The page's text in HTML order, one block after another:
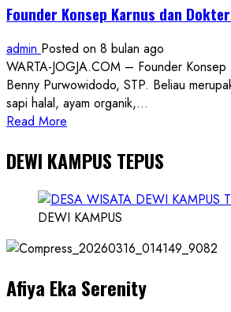
2026
Founder Konsep Karnus dan
admin Posted on 8 bulan ago
WARTA-JOGJA.COM – Founder Konsep
Benny Purwowidodo, STP. Beliau
sapi halal, ayam organik,...
Read More
about
Founder
Konsep
Karnus
Dokter
Ilmuwan
DEWI KAMPUS TEPUS
DEWI KAMPUS
Afiya Eka Serenity